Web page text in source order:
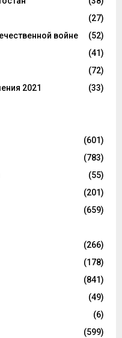
(27)
войне
(52)
(41)
(72)
2021
(33)
(601)
(783)
(55)
(201)
(659)
(266)
(178)
(841)
(49)
(6)
(599)